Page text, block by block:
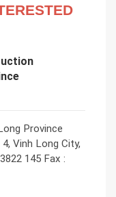
Province
Vinh Long City,
145 Fax :